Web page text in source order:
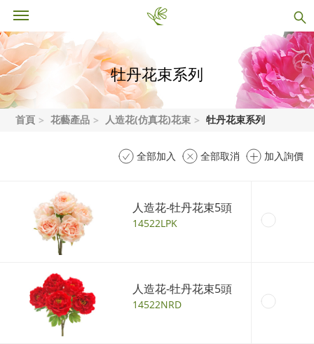
牡丹花束系列
首頁 花藝產品 人造花(仿真花)花束 牡丹花束系列
全部加入 全部取消 加入詢價
人造花-牡丹花束5頭
14522LPK
人造花-牡丹花束5頭
14522NRD